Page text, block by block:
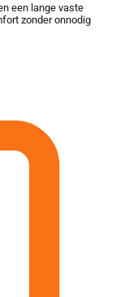
een lange vaste
zonder onnodig